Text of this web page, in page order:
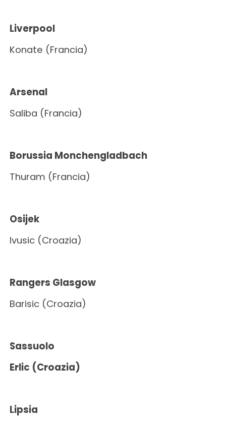
Liverpool
Konate (Francia)
Arsenal
Saliba (Francia)
Borussia Monchengladbach
Thuram (Francia)
Osijek
Ivusic (Croazia)
Rangers Glasgow
Barisic (Croazia)
Sassuolo
Erlic (Croazia)
Lipsia